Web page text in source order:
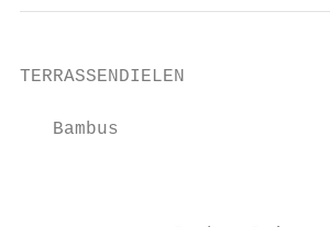
TERRASSENDIELEN
   Bambus